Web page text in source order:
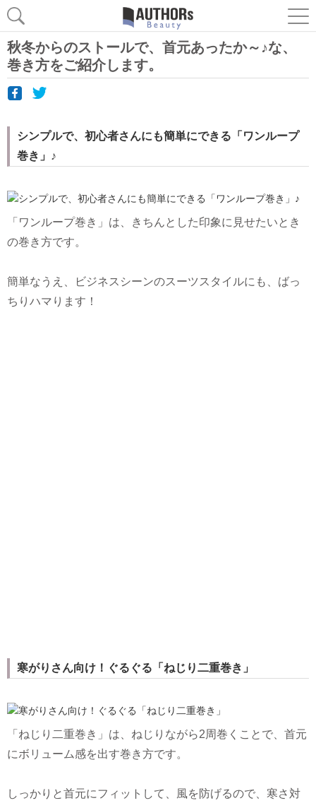
秋冬からのストールで、首元あったか～♪な、
巻き方をご紹介します。
シンプルで、初心者さんにも簡単にできる「ワンループ
巻き」♪
「ワンループ巻き」は、きちんとした印象に見せたいとき
の巻き方です。
簡単なうえ、ビジネスシーンのスーツスタイルにも、ばっ
ちりハマります！
寒がりさん向け！ぐるぐる「ねじり二重巻き」
「ねじり二重巻き」は、ねじりながら2周巻くことで、首元
にボリューム感を出す巻き方です。
しっかりと首元にフィットして、風を防げるので、寒さ対